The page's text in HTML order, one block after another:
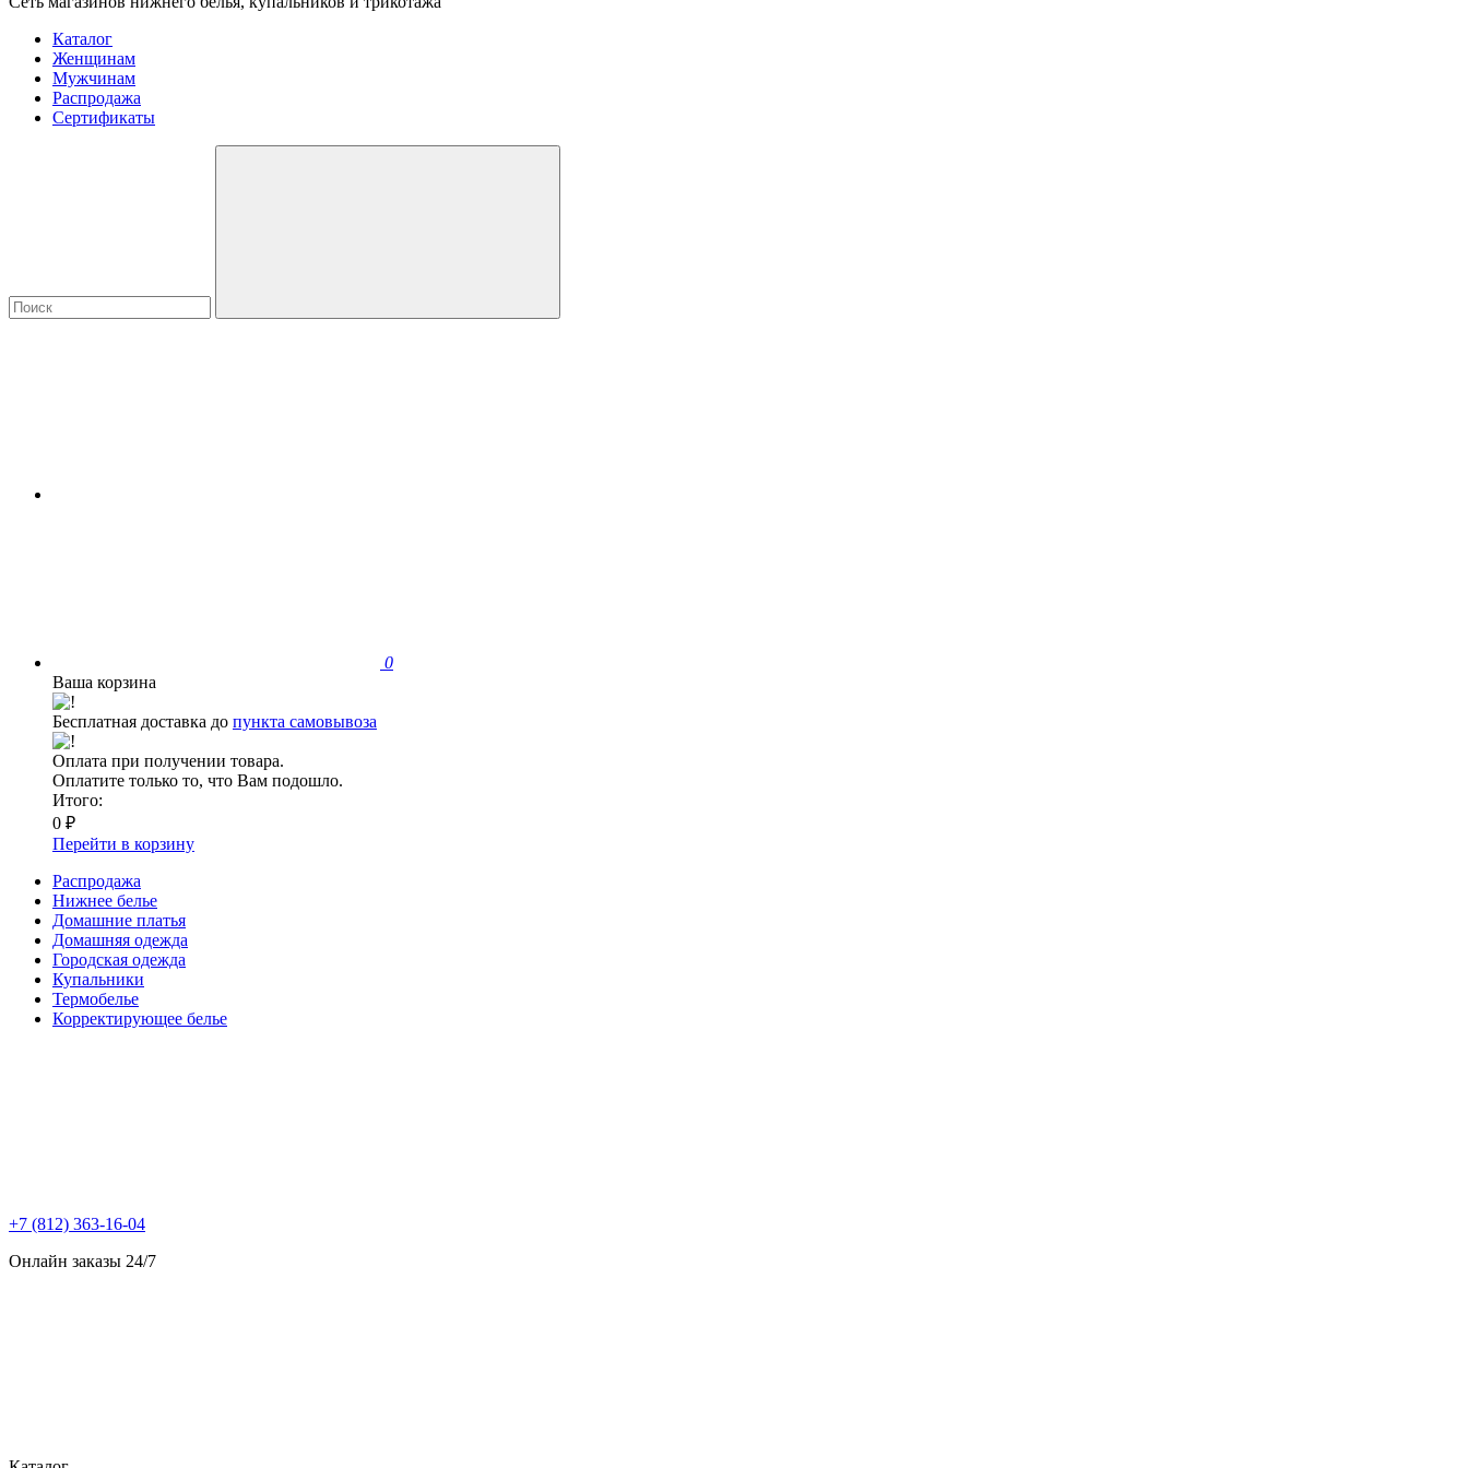
Каталог
Женщинам
Мужчинам
Распродажа
Сертификаты
0
Ваша корзина
Бесплатная доставка до пункта самовывоза
Оплата при получении товара.
Оплатите только то, что Вам подошло.
Итого:
0 ₽
Перейти в корзину
Распродажа
Нижнее белье
Домашние платья
Домашняя одежда
Городская одежда
Купальники
Термобелье
Корректирующее белье
+7 (812) 363-16-04
Онлайн заказы 24/7